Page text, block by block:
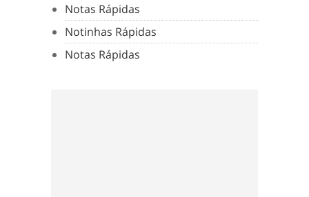
Notas Rápidas
Notinhas Rápidas
Notas Rápidas